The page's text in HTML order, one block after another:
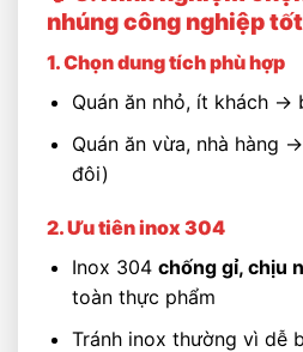
nhúng công nghiệp tốt
1. Chọn dung tích phù hợp
Quán ăn nhỏ, ít khách →
Quán ăn vừa, nhà hàng
đôi)
2. Ưu tiên inox 304
Inox 304 chống gỉ, chịu
toàn thực phẩm
Tránh inox thường vì dễ